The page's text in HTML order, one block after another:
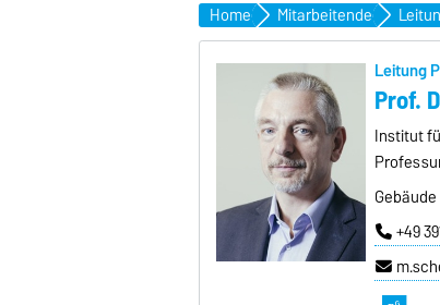
Home Mitarbeitende
Leitung
Prof.
Institut
+49